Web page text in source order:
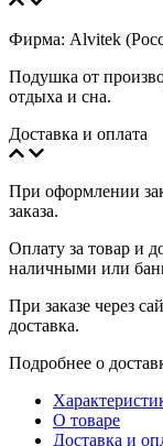
Фирма: Alvitek
Подушка от
отдыха и сна.
Доставка и оплата
При оформлении
заказа.
Оплату за товар и
наличными или
При заказе через
доставка.
Подробнее о
О товаре
Доставка и